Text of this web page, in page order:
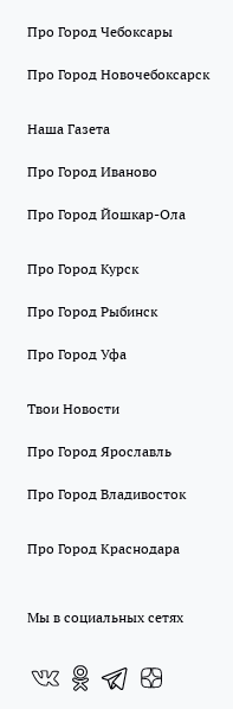
Про Город Чебоксары
Про Город Новочебоксарск
Наша Газета
Про Город Иваново
Про Город Йошкар-Ола
Про Город Курск
Про Город Рыбинск
Про Город Уфа
Твои Новости
Про Город Ярославль
Про Город Владивосток
Про Город Краснодара
Мы в социальных сетях